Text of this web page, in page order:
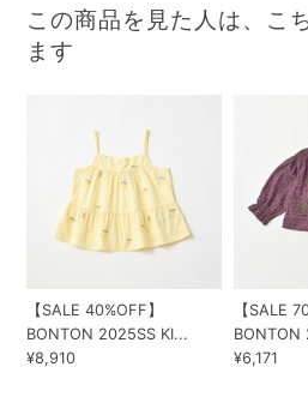
この商品を見た人は、こ
ます
【SALE 40%OFF】
BONTON 2025SS KI...
¥8,910
【SALE
BONTON
¥6,171